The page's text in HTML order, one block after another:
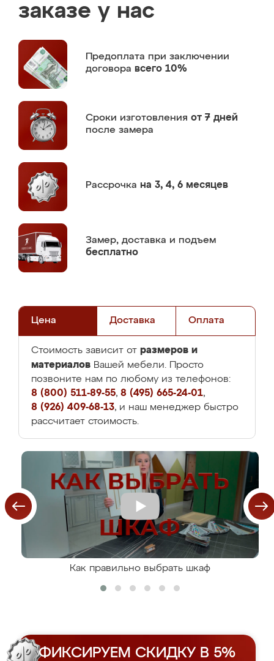
заказе у нас
Предоплата при заключении
договора всего 10%
Сроки изготовления от 7 дней
после замера
Рассрочка на 3, 4, 6 месяцев
Замер, доставка и подъем
бесплатно
Цена Доставка Оплата
Стоимость зависит от размеров и
материалов Вашей мебели. Просто
позвоните нам по любому из телефонов:
8 (800) 511-89-55, 8 (495) 665-24-01,
8 (926) 409-68-13, и наш менеджер быстро
рассчитает стоимость.
Как правильно выбрать шкаф
ФИКСИРУЕМ СКИДКУ В 5%